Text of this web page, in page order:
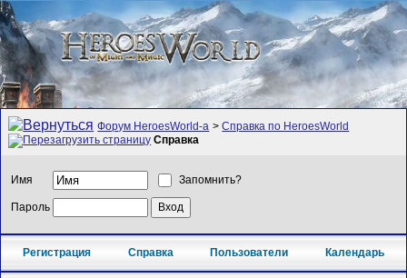
Форум HeroesWorld-а >Справка по HeroesWorld
Справка
Имя Запомнить?
Пароль
Регистрация Справка Пользователи Календарь